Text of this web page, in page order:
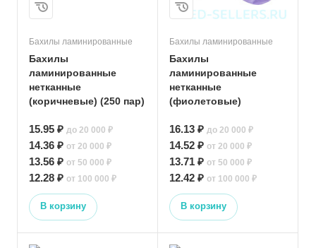
Бахилы ламинированные
Бахилы
ламинированные
нетканные
(коричневые) (250 пар)
15.95 ₽ до 20 000 ₽
14.36 ₽ от 20 000 ₽
13.56 ₽ от 50 000 ₽
12.28 ₽ от 100 000 ₽
В корзину
Бахилы ламинированные
Бахилы
ламинированные
нетканные
(фиолетовые)
16.13 ₽ до 20 000 ₽
14.52 ₽ от 20 000 ₽
13.71 ₽ от 50 000 ₽
12.42 ₽ от 100 000 ₽
В корзину